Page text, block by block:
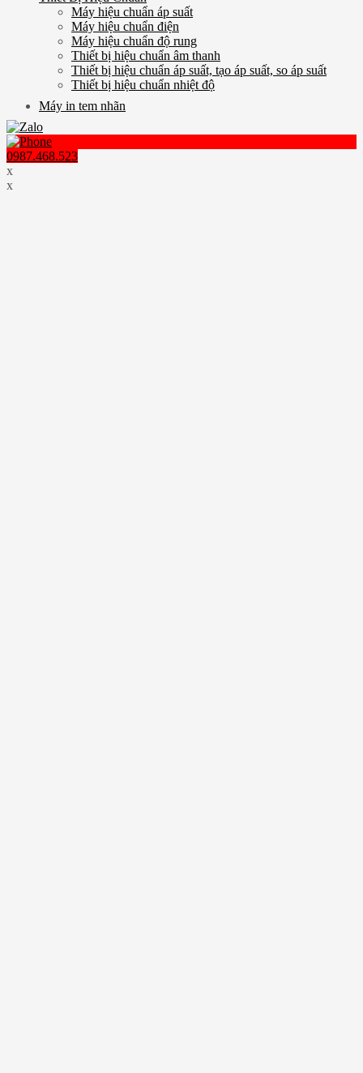
Máy hiệu chuẩn áp suất
Máy hiệu chuẩn điện
Máy hiệu chuẩn độ rung
Thiết bị hiệu chuẩn âm thanh
Thiết bị hiệu chuẩn áp suất, tạo áp suất, so áp suất
Thiết bị hiệu chuẩn nhiệt độ
Máy in tem nhãn
0987.468.523
x
x